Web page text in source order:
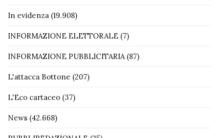
In evidenza (19.908)
INFORMAZIONE ELETTORALE (7)
INFORMAZIONE PUBBLICITARIA(87)
L'attacca Bottone (207)
L'Eco cartaceo (37)
News (42.668)